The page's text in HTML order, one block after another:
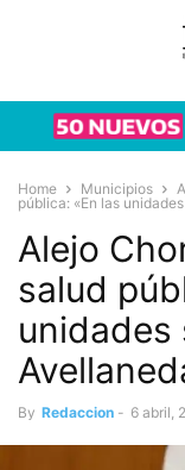
Home Municipios
pública: «En las
Alejo
salud
unidades
By Redaccion - 6 abril,